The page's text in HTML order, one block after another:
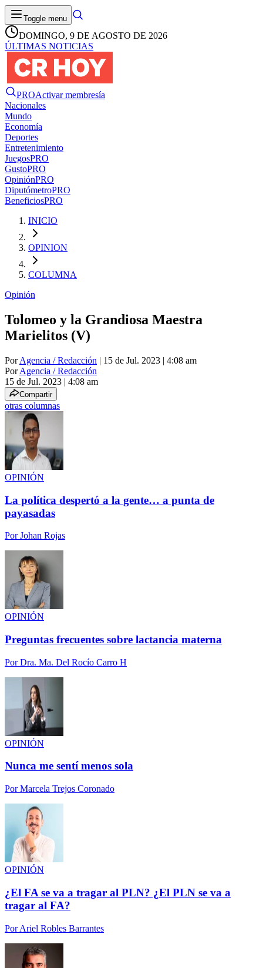
Toggle menu
DOMINGO, 9 DE AGOSTO DE 2026
ÚLTIMAS NOTICIAS
PROActivar membresía
Nacionales
Mundo
Economía
Deportes
Entretenimiento
JuegosPRO
GustoPRO
OpiniónPRO
DiputómetroPRO
BeneficiosPRO
INICIO
OPINION
COLUMNA
Opinión
Tolomeo y la Grandiosa Maestra
Marielitos (V)
PorAgencia / Redacción | 15 de Jul. 2023 | 4:08 am
PorAgencia / Redacción
15 de Jul. 2023 | 4:08 am
Compartir
otras columnas
OPINIÓN
La política despertó a la gente… a punta de
payasadas
PorJohan Rojas
OPINIÓN
Preguntas frecuentes sobre lactancia materna
PorDra. Ma. Del Rocío Carro H
OPINIÓN
Nunca me sentí menos sola
PorMarcela Trejos Coronado
OPINIÓN
¿El FA se va a tragar al PLN? ¿El PLN se va a
tragar al FA?
PorAriel Robles Barrantes